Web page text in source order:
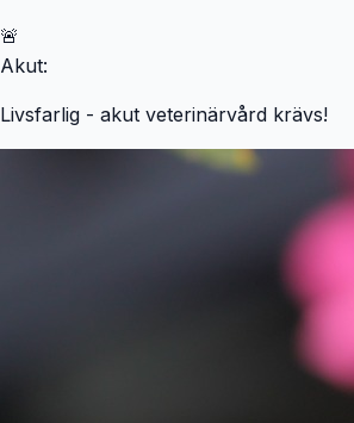
🚨
Akut:
Livsfarlig - akut veterinärvård krävs!